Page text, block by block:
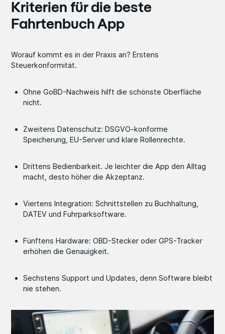
Kriterien für die beste
Fahrtenbuch App
Worauf kommt es in der Praxis an? Erstens
Steuerkonformität.
Ohne GoBD-Nachweis hilft die schönste Oberfläche
nicht.
Zweitens Datenschutz: DSGVO-konforme
Speicherung, EU-Server und klare Rollenrechte.
Drittens Bedienbarkeit. Je leichter die App den Alltag
macht, desto höher die Akzeptanz.
Viertens Integration: Schnittstellen zu Buchhaltung,
DATEV und Fuhrparksoftware.
Fünftens Hardware: OBD-Stecker oder GPS-Tracker
erhöhen die Genauigkeit.
Sechstens Support und Updates, denn Software bleibt
nie stehen.